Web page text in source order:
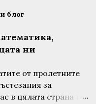
блог
ни
от пролетните
за
в цялата страна и